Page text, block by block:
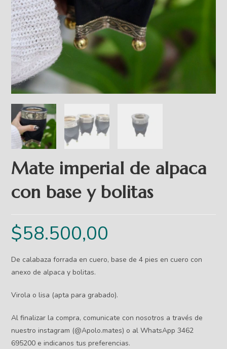
Mate imperial de alpaca
con base y bolitas
$58.500,00
De calabaza forrada en cuero, base de 4 pies en cuero con
anexo de alpaca y bolitas.
Virola o lisa (apta para grabado).
Al finalizar la compra, comunicate con nosotros a través de
nuestro instagram (@Apolo.mates) o al WhatsApp 3462
695200 e indicanos tus preferencias.